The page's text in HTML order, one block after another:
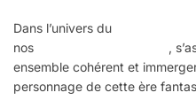
Dans l’univers du
nos
,
ensemble cohérent et
personnage de cette ère